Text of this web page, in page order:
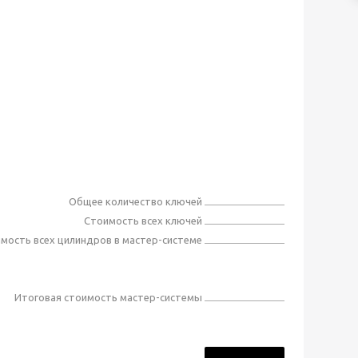
Общее количество ключей
Стоимость всех ключей
всех цилиндров в мастер-системе
Итоговая стоимость мастер-системы